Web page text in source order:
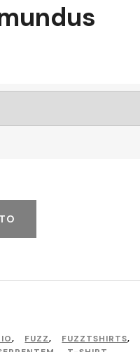
, FUZZ, FUZZTSHIRTS,